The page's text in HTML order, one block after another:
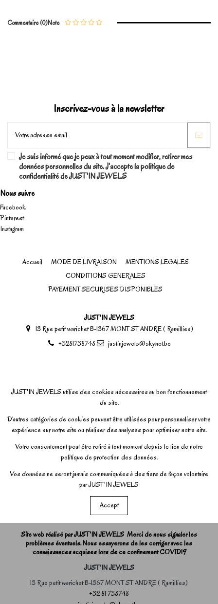
Note
Commentaire (0)
Inscrivez-vous à la newsletter
Je suis informé que je peux à tout moment modifier, retirer mes
données personnelles du site. J'accepte la politique de
confidentialité de JUST'IN JEWELS
Nous suivre
Facebook
Pinterest
Instagram
Accueil MODE DE LIVRAISON
MENTIONS LEGALES
CONDITIONS GENERALES
PAYEMENT SECURISES DISPONIBLES
JUST'IN JEWELS
13 Rue petit warichet B-1367 MONT ST ANDRE ( Ramillies)
+3281738748
justinjewels@skynet.be
JUST'IN JEWELS utilise des cookies nécessaires au bon fonctionnement
du site.
D’autres catégories de cookies peuvent être utilisées pour personnaliser votre
expérience sur notre site ou réaliser des analyses pour optimiser notre site.
Votre consentement peut être retiré à tout moment depuis le lien de notre
politique de protection des données.
Vos données ne seront jamais communiquées à des tiers de façon volontaire
par JUST'IN JEWELS
Accept
Site web réalisé par JUST'IN JEWELS Merci de nous signaler les
problèmes éventuels. Nous essayerons de les corriger avec les
connaissances acquises lors de ce confinement COVID19
JUST'IN JEWELS
13 Rue petit warichet B-1367 MONT ST ANDRE ( Ramillies)
+32 81 738748